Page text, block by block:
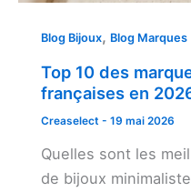
Blog Bijoux, Blog Marques
Top 10 des
françaises en
Creaselect - 19 mai 2026
Quelles sont les
de bijoux